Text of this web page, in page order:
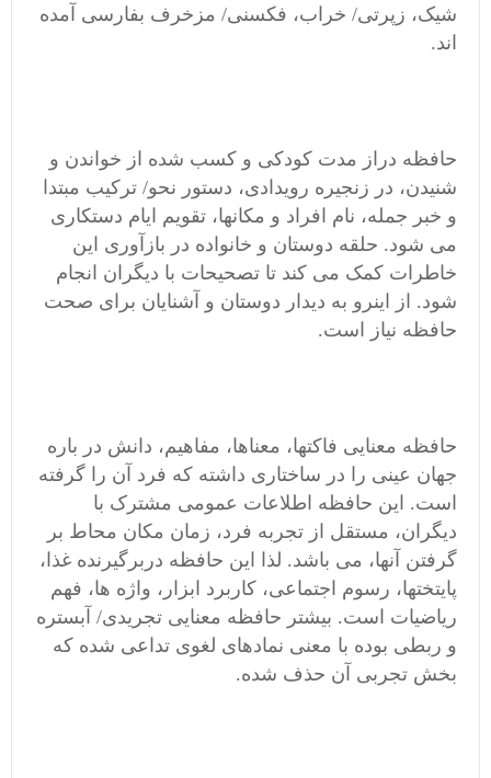
شیک، زپرتی/ خراب، فکسنی/ مزخرف بفارسی آمده
اند.
حافظه دراز مدت کودکی و کسب شده از خواندن و
شنیدن، در زنجیره رویدادی، دستور نحو/ ترکیب مبتدا
و خبر جمله، نام افراد و مکانها، تقویم ایام دستکاری
می شود. حلقه دوستان و خانواده در بازآوری این
خاطرات کمک می کند تا تصحیحات با دیگران انجام
شود. از اینرو به دیدار دوستان و آشنایان برای صحت
حافظه نیاز است.
حافظه معنایی فاکتها، معناها، مفاهیم، دانش در باره
جهان عینی را در ساختاری داشته که فرد آن را گرفته
است. این حافظه اطلاعات عمومی مشترک با
دیگران، مستقل از تجربه فرد، زمان مکان محاط بر
گرفتن آنها، می باشد. لذا این حافظه دربرگیرنده غذا،
پایتختها، رسوم اجتماعی، کاربرد ابزار، واژه ها، فهم
ریاضیات است. بیشتر حافظه معنایی تجریدی/ آبستره
و ربطی بوده با معنی نمادهای لغوی تداعی شده که
بخش تجربی آن حذف شده.